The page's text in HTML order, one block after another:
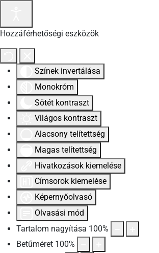
Hozzáférhetőségi eszközök
Színek invertálása
Monokróm
Sötét kontraszt
Világos kontraszt
Alacsony telítettség
Magas telítettség
Hivatkozások kiemelése
Címsorok kiemelése
Képernyőolvasó
Olvasási mód
Tartalom nagyítása 100%
Betűméret 100%